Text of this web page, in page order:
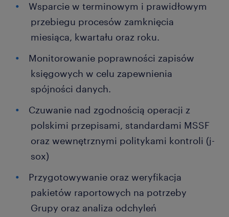
Wsparcie w terminowym i prawidłowym
przebiegu procesów zamknięcia
miesiąca, kwartału oraz roku.
Monitorowanie poprawności zapisów
księgowych w celu zapewnienia
spójności danych.
Czuwanie nad zgodnością operacji z
polskimi przepisami, standardami MSSF
oraz wewnętrznymi politykami kontroli (j-
sox)
Przygotowywanie oraz weryfikacja
pakietów raportowych na potrzeby
Grupy oraz analiza odchyleń